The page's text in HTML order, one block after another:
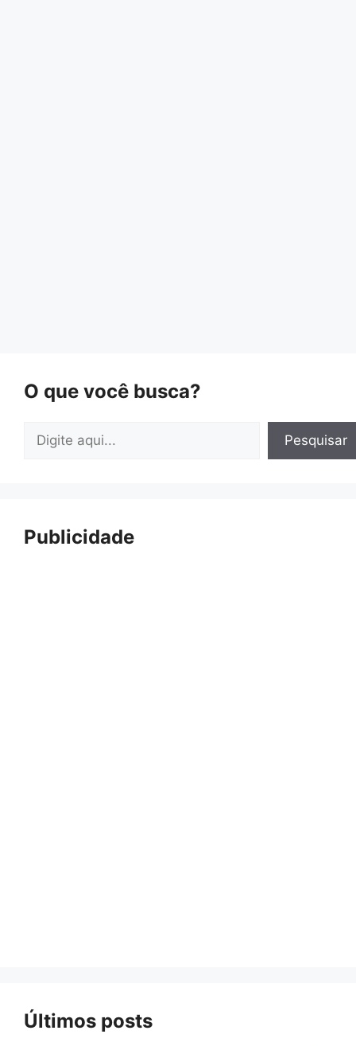
O que você busca?
Pesquisar Pesquisar
Publicidade
Últimos posts